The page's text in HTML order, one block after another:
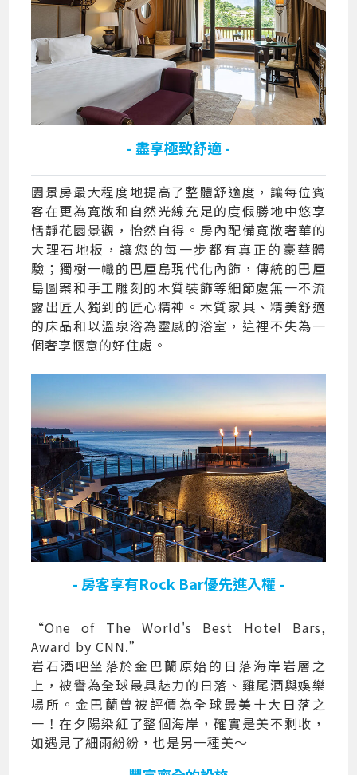
- 盡享極致舒適 -
園景房最大程度地提高了整體舒適度，讓每位賓
客在更為寬敞和自然光線充足的度假勝地中悠享
恬靜花園景觀，怡然自得。房內配備寬敞奢華的
大理石地板，讓您的每一步都有真正的豪華體
驗；獨樹一幟的巴厘島現代化內飾，傳統的巴厘
島圖案和手工雕刻的木質裝飾等細節處無一不流
露出匠人獨到的匠心精神。木質家具、精美舒適
的床品和以溫泉浴為靈感的浴室，這裡不失為一
個奢享愜意的好住處。
- 房客享有Rock Bar優先進入權 -
“One of The World's Best Hotel Bars,
Award by CNN.”
岩石酒吧坐落於金巴蘭原始的日落海岸岩層之
上，被譽為全球最具魅力的日落、雞尾酒與娛樂
場所。金巴蘭曾被評價為全球最美十大日落之
一！在夕陽染紅了整個海岸，確實是美不剩收，
如遇見了細雨紛紛，也是另一種美～